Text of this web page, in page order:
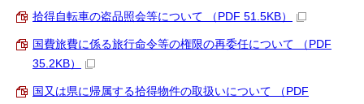
拾得自転車の盗品照会等について （PDF 51.5KB）
国費旅費に係る旅行命令等の権限の再委任について （PDF
35.2KB）
国又は県に帰属する拾得物件の取扱いについて （PDF